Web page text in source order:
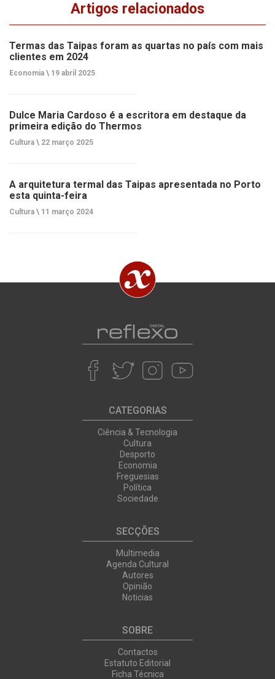
Artigos relacionados
Termas das Taipas foram as quartas no país com mais
clientes em 2024
Economia \ 19 abril 2025
Dulce Maria Cardoso é a escritora em destaque da
primeira edição do Thermos
Cultura \ 22 março 2025
A arquitetura termal das Taipas apresentada no Porto
esta quinta-feira
Cultura \ 11 março 2024
CATEGORIAS
Ciência & Tecnologia
Cultura
Desporto
Economia
Freguesias
Política
Sociedade
SECÇÕES
Multimedia
Agenda Cultural
Autores
Opinião
Noticias
SOBRE
Contactos
Estatuto Editorial
Ficha Técnica